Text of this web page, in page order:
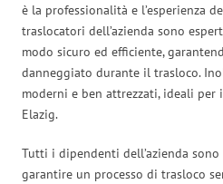
è la professionalità e l’esperienza
traslocatori dell’azienda sono
modo sicuro ed efficiente,
danneggiato durante il trasloco.
moderni e ben attrezzati, ideali per
Elazig.
Tutti i dipendenti dell’azienda
garantire un processo di trasloco